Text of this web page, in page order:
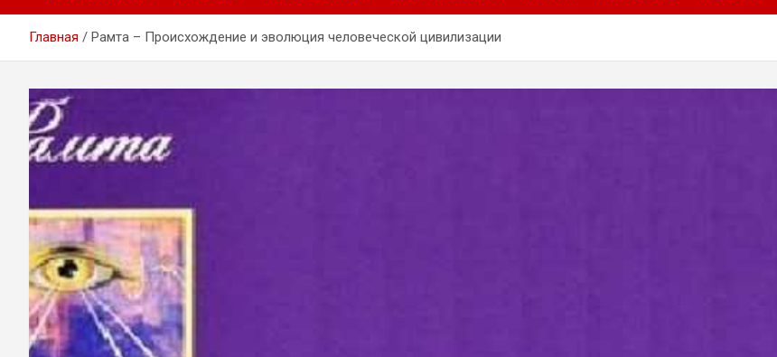
Главная Рамта – Происхождение и эволюция человеческой цивилизации